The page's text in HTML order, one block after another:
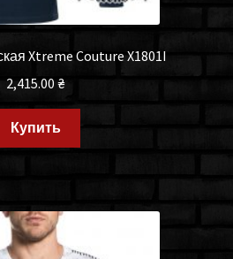
Xtreme Couture X1801I
2,415.00₴
Купить